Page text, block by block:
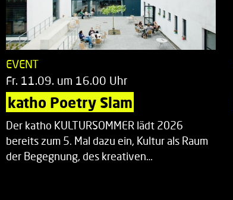
EVENT
Fr. 11.09. um 16.00 Uhr
katho Poetry Slam
Der katho KULTURSOMMER lädt 2026
bereits zum 5. Mal dazu ein, Kultur als Raum
der Begegnung, des kreativen…